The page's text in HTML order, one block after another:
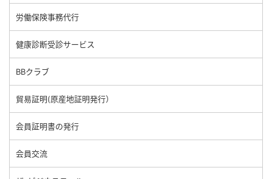
労働保険事務代行
健康診断受診サービス
BBクラブ
貿易証明(原産地証明発行）
会員証明書の発行
会員交流